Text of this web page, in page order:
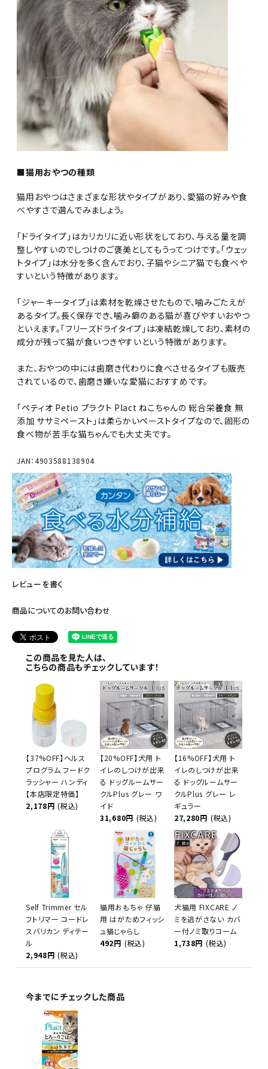
■猫用おやつの種類
猫用おやつはさまざまな形状やタイプがあり、愛猫の好みや食
べやすさで選んでみましょう。
「ドライタイプ」はカリカリに近い形状をしており、与える量を調
整しやすいのでしつけのご褒美としてもうってつけです。「ウェッ
トタイプ」は水分を多く含んでおり、子猫やシニア猫でも食べや
すいという特徴があります。
「ジャーキータイプ」は素材を乾燥させたもので、噛みごたえが
あるタイプ。長く保存でき、噛み癖のある猫が喜びやすいおやつ
といえます。「フリーズドライタイプ」は凍結乾燥しており、素材の
成分が残って猫が食いつきやすいという特徴があります。
また、おやつの中には歯磨き代わりに食べさせるタイプも販売
されているので、歯磨き嫌いな愛猫におすすめです。
「ペティオ Petio プラクト Plact ねこちゃんの 総合栄養食 無
添加 ササミペースト」は柔らかいペーストタイプなので、固形の
食べ物が苦手な猫ちゃんでも大丈夫です。
JAN：4903588138904
レビューを書く
商品についてのお問い合わせ
この商品を見た人は、
こちらの商品もチェックしています！
【37%OFF】ヘルス
プログラム フードク
ラッシャー ハンディ
【本店限定特価】
2,178円 (税込)
【20%OFF】犬用 ト
イレのしつけが出来
る ドッグルームサー
クルPlus グレー ワ
イド
31,680円 (税込)
【16%OFF】犬用 ト
イレのしつけが出来
る ドッグルームサー
クルPlus グレー レ
ギュラー
27,280円 (税込)
Self Trimmer セル
フトリマー コードレ
スバリカン ディテー
ル
2,948円 (税込)
猫用おもちゃ 仔猫
用 はがためフィッシ
ュ猫じゃらし
492円 (税込)
犬猫用 FIXCARE ノ
ミを逃がさない カバ
ー付ノミ取りコーム
1,738円 (税込)
今までにチェックした商品